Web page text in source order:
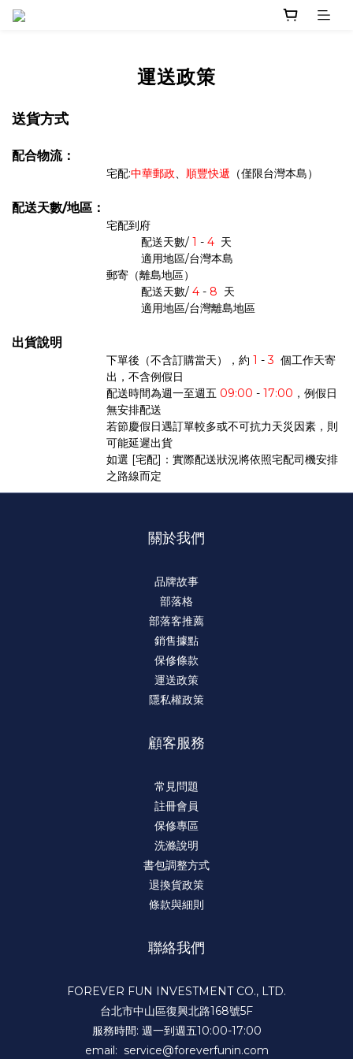
運送政策
送貨方式
配合物流：
宅配:中華郵政、 順豐快遞 （僅限台灣本島）
配送天數/地區：
宅配到府
配送天數/ 1 - 4 天
適用地區/台灣本島
郵寄（離島地區）
配送天數/ 4 - 8 天
適用地區/台灣離島地區
出貨說明
下單後（不含訂購當天），約 1 -3 個工作天寄
出，不含例假日
配送時間為週一至週五 09:00 - 17:00 ，例假日
無安排配送
若節慶假日遇訂單較多或不可抗力天災因素，則
可能延遲出貨
如選 [宅配]：實際配送狀況將依照宅配司機安排
之路線而定
關於我們
品牌故事
部落格
部落客推薦
銷售據點
保修條款
運送政策
隱私權政策
顧客服務
常見問題
註冊會員
保修專區
洗滌說明
書包調整方式
退換貨政策
條款與細則
聯絡我們
FOREVER FUN INVESTMENT CO., LTD.
台北市中山區復興北路168號5F
服務時間: 週一到週五10:00-17:00
email: service@foreverfunin.com